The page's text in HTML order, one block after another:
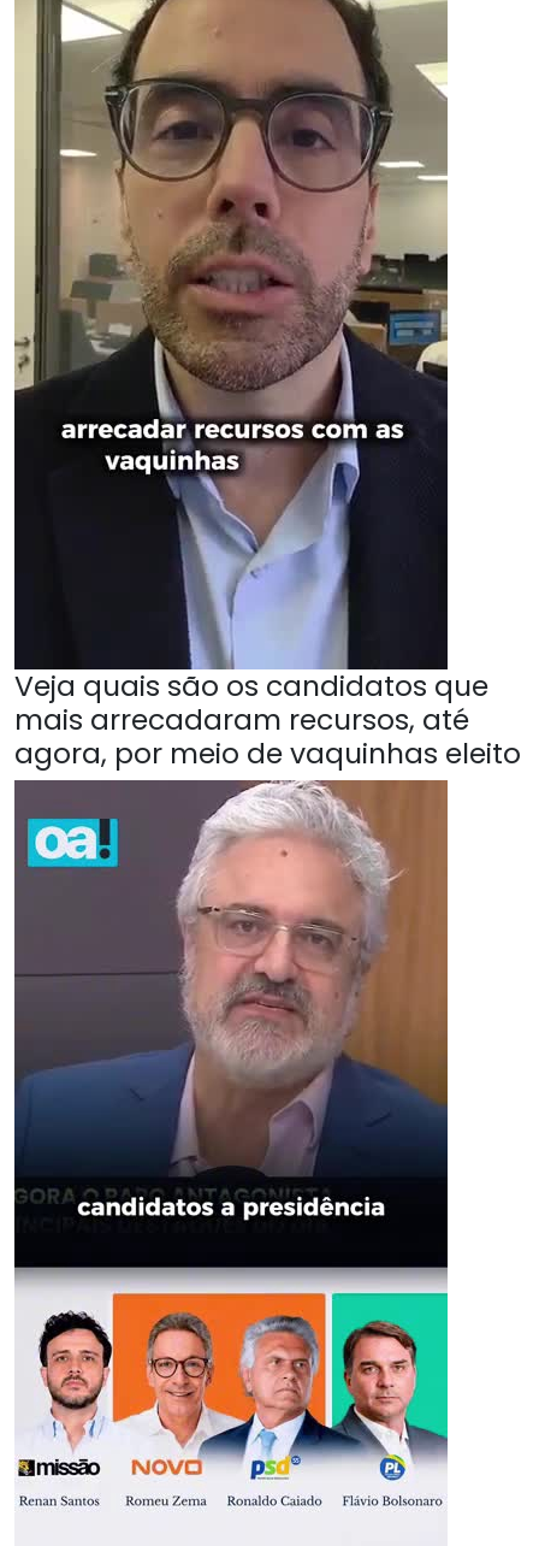
Veja quais são os candidatos que
mais arrecadaram recursos, até
agora, por meio de vaquinhas eleito